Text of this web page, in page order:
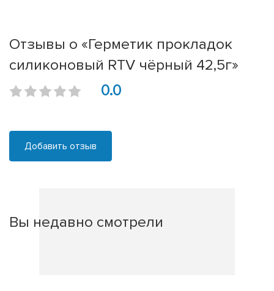
Отзывы о «Герметик прокладок
силиконовый RTV чёрный 42,5г»
0.0
Добавить отзыв
Вы недавно смотрели